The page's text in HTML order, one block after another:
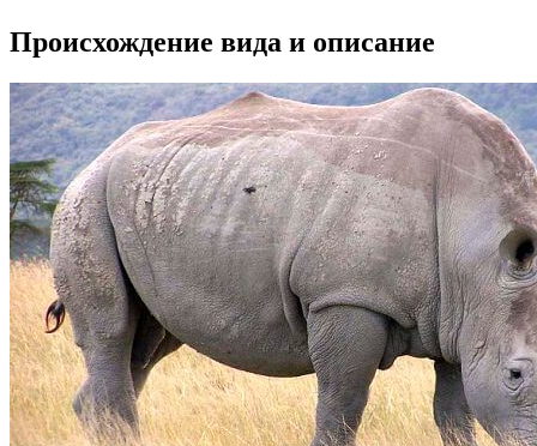
Происхождение вида и описание